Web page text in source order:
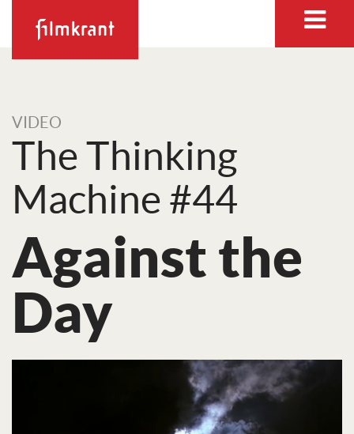
VIDEO
The Thinking
Machine #44
Against the
Day